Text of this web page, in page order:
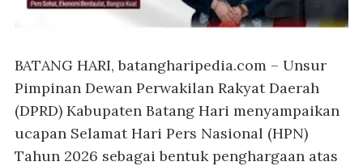
BATANG HARI, batangharipedia.com – Unsur
Pimpinan Dewan Perwakilan Rakyat Daerah
(DPRD) Kabupaten Batang Hari menyampaikan
ucapan Selamat Hari Pers Nasional (HPN)
Tahun 2026 sebagai bentuk penghargaan atas